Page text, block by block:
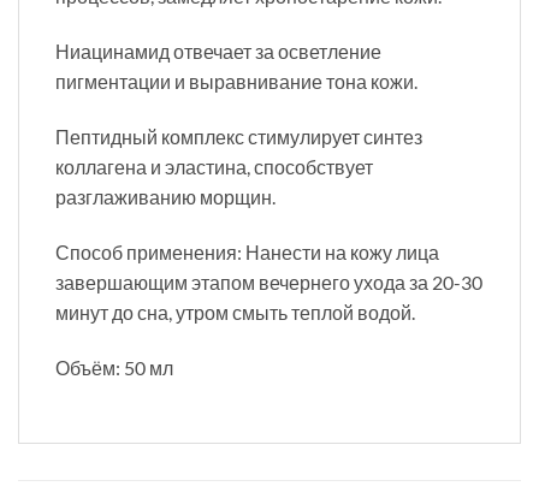
Ниацинамид отвечает за осветление
пигментации и выравнивание тона кожи.
Пептидный комплекс стимулирует синтез
коллагена и эластина, способствует
разглаживанию морщин.
Способ применения: Нанести на кожу лица
завершающим этапом вечернего ухода за 20-30
минут до сна, утром смыть теплой водой.
Объём: 50 мл